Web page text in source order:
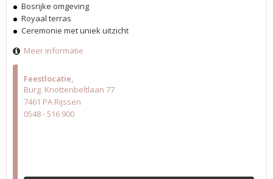
Feestlocatie
Burg. Knottenbeltlaan 77
7461 PA Rijssen
0548 - 516 900
Bosrijke omgeving
Royaal terras
Ceremonie met uniek uitzicht
Meer informatie